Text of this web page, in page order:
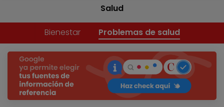
Salud
Bienestar Problemas de salud